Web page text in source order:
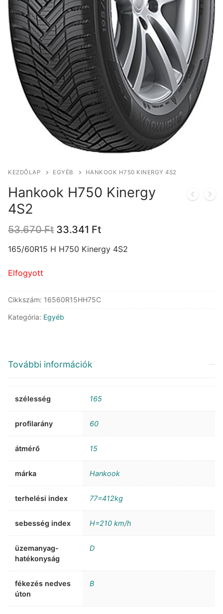
KEZDŐLAP EGYÉB HANKOOK H750 KINERGY 4S2
Hankook H750 Kinergy
4S2
53.670Ft Original
was:
33.341 FtCurrent
is:
165/60R15 H H750 Kinergy 4S2
Elfogyott
Cikkszám: 16560R15HH75C
Kategória: Egyéb
További információk
szélesség 165
profilarány 60
átmérő 15
márka Hankook
terhelési index 77=412kg
sebesség index H=210 km/h
üzemanyag-
hatékonyság
D
fékezés nedves
úton
B